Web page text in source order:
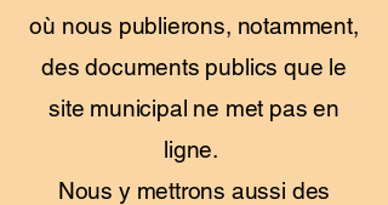
où nous publierons, notamment,
des documents publics que le
site municipal ne met pas en
ligne.
Nous y mettrons aussi des